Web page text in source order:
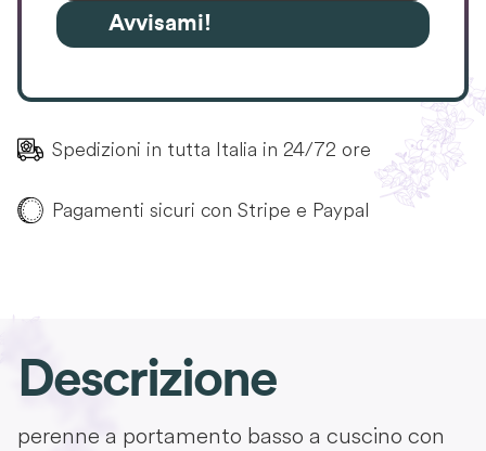
Avvisami!
Spedizioni in tutta Italia in 24/72 ore
Pagamenti sicuri con Stripe e Paypal
Descrizione
perenne a portamento basso a cuscino con